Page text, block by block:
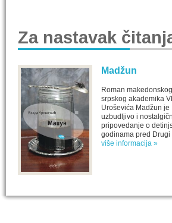
Za nastavak
Madžun
Roman
srpskog akademika
Uroševića Madžun je
uzbudljivo i
pripovedanje o
godinama pred Drugi
više informacija »